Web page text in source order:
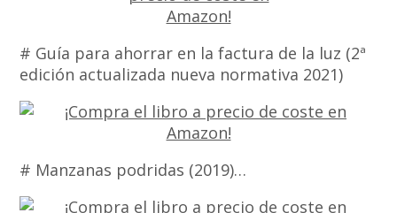
# Guía para ahorrar en la factura de la luz (2ª
edición actualizada nueva normativa 2021)
# Manzanas podridas (2019)…